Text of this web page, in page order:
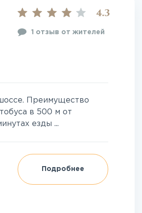
4.3
1 отзыв от жителей
Преимущество
в 500 м от
езды ...
Подробнее